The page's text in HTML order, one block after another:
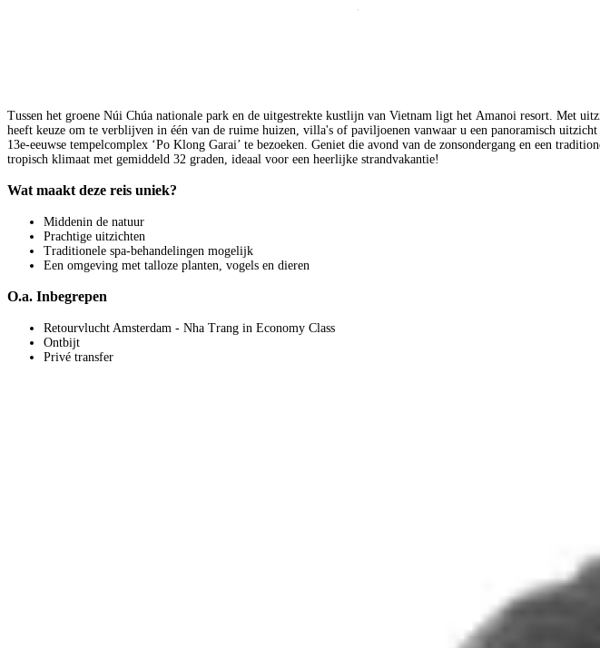
Tussen het groene Núi Chúa nationale park en de uitgestrekte kustlijn van Vietnam ligt het Amanoi resort. Met
heeft keuze om te verblijven in één van de ruime huizen, villa's of paviljoenen vanwaar u een panoramisch
13e-eeuwse tempelcomplex ‘Po Klong Garai’ te bezoeken. Geniet die avond van de zonsondergang en een
tropisch klimaat met gemiddeld 32 graden, ideaal voor een heerlijke strandvakantie!
Wat maakt deze reis uniek?
Middenin de natuur
Prachtige uitzichten
Traditionele spa-behandelingen mogelijk
Een omgeving met talloze planten, vogels en dieren
O.a. Inbegrepen
Retourvlucht Amsterdam - Nha Trang in Economy Class
Ontbijt
Privé transfer